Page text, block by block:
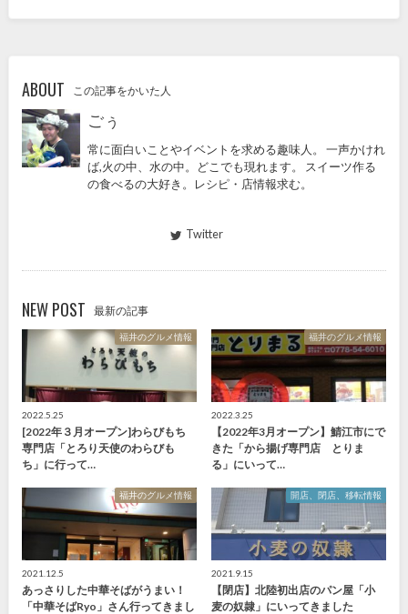
ABOUT この記事をかいた人
ごぅ
常に面白いことやイベントを求める趣味人。 一声かけれ
ば,火の中、水の中。どこでも現れます。 スイーツ作る
の食べるの大好き。レシピ・店情報求む。
Twitter
NEW POST 最新の記事
福井のグルメ情報
2022.5.25
[2022年３月オープン]わらびもち
専門店「とろり天使のわらびも
ち」に行って…
福井のグルメ情報
2022.3.25
【2022年3月オープン】鯖江市にで
きた「から揚げ専門店 とりま
る」にいって…
福井のグルメ情報
2021.12.5
あっさりした中華そばがうまい！
「中華そばRyo」さん行ってきまし
開店、閉店、移転情報
2021.9.15
【閉店】北陸初出店のパン屋「小
麦の奴隷」にいってきました